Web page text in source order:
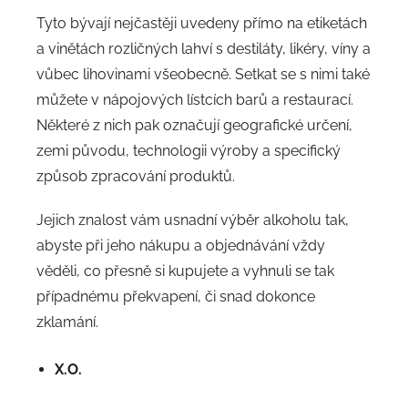
Tyto bývají nejčastěji uvedeny přímo na etiketách
a vinětách rozličných lahví s destiláty, likéry, víny a
vůbec lihovinami všeobecně. Setkat se s nimi také
můžete v nápojových lístcích barů a restaurací.
Některé z nich pak označují geografické určení,
zemi původu, technologii výroby a specifický
způsob zpracování produktů.
Jejich znalost vám usnadní výběr alkoholu tak,
abyste při jeho nákupu a objednávání vždy
věděli, co přesně si kupujete a vyhnuli se tak
případnému překvapení, či snad dokonce
zklamání.
X.O.